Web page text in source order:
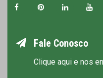
Fale Conosco
Clique aqui e nos